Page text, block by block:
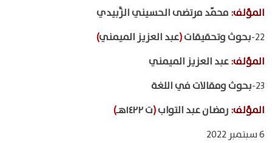
المؤلف: محمّد مرتضى الحسيني الزَّبيدي
22- بحوث وتحقيقات(عبد العزيز الميمني)
المؤلف:عبد العزيز الميمني
23- بحوث ومقالات في اللغة
المؤلف: رمضان عبد التواب(ت ١٤٢٢هـ
)
6 سبتمبر 2022